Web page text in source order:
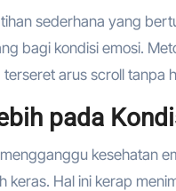
sederhana yang
bagi kondisi emosi.
arus scroll tanpa
pada
kesehatan
keras. Hal ini kerap